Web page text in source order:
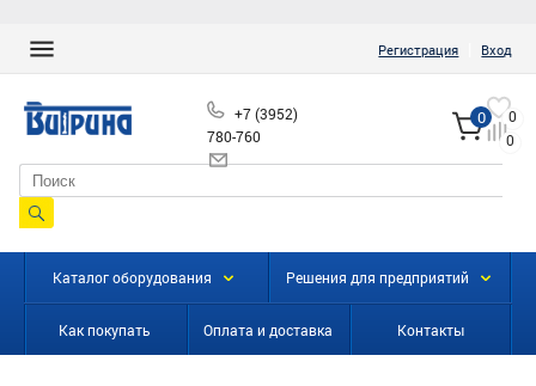
Регистрация Вход
+7 (3952)
780-760
0
0
0
Каталог оборудования Решения для предприятий
Как покупать Оплата и доставка Контакты